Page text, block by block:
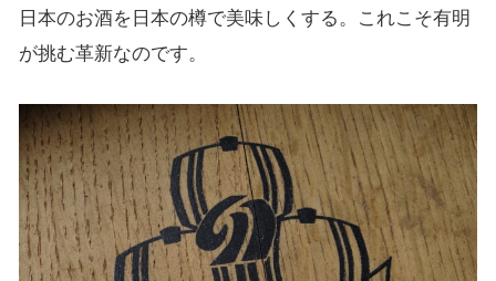
日本のお酒を日本の樽で美味しくする。これこそ有明
が挑む革新なのです。